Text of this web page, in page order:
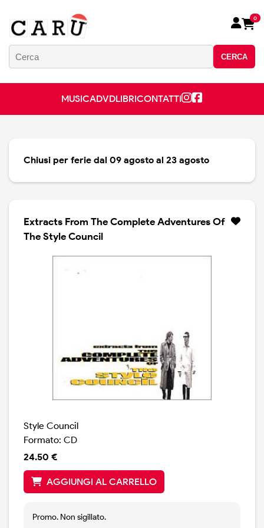
CERCA
0
MUSICADVDLIBRICONTATTI
Chiusi per ferie dal 09 agosto al 23 agosto
Extracts From The Complete Adventures Of
The Style Council
Style Council
Formato: CD
24.50 €
AGGIUNGI AL CARRELLO
Promo. Non sigillato.